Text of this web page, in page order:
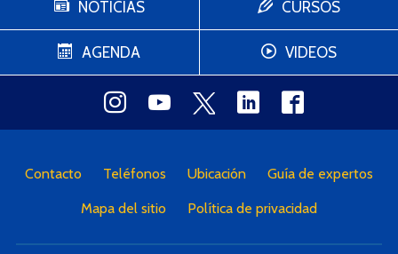
NOTICIAS
AGENDA
CURSOS
VIDEOS
Contacto Teléfonos Ubicación Guía de expertos
Mapa del sitio Política de privacidad